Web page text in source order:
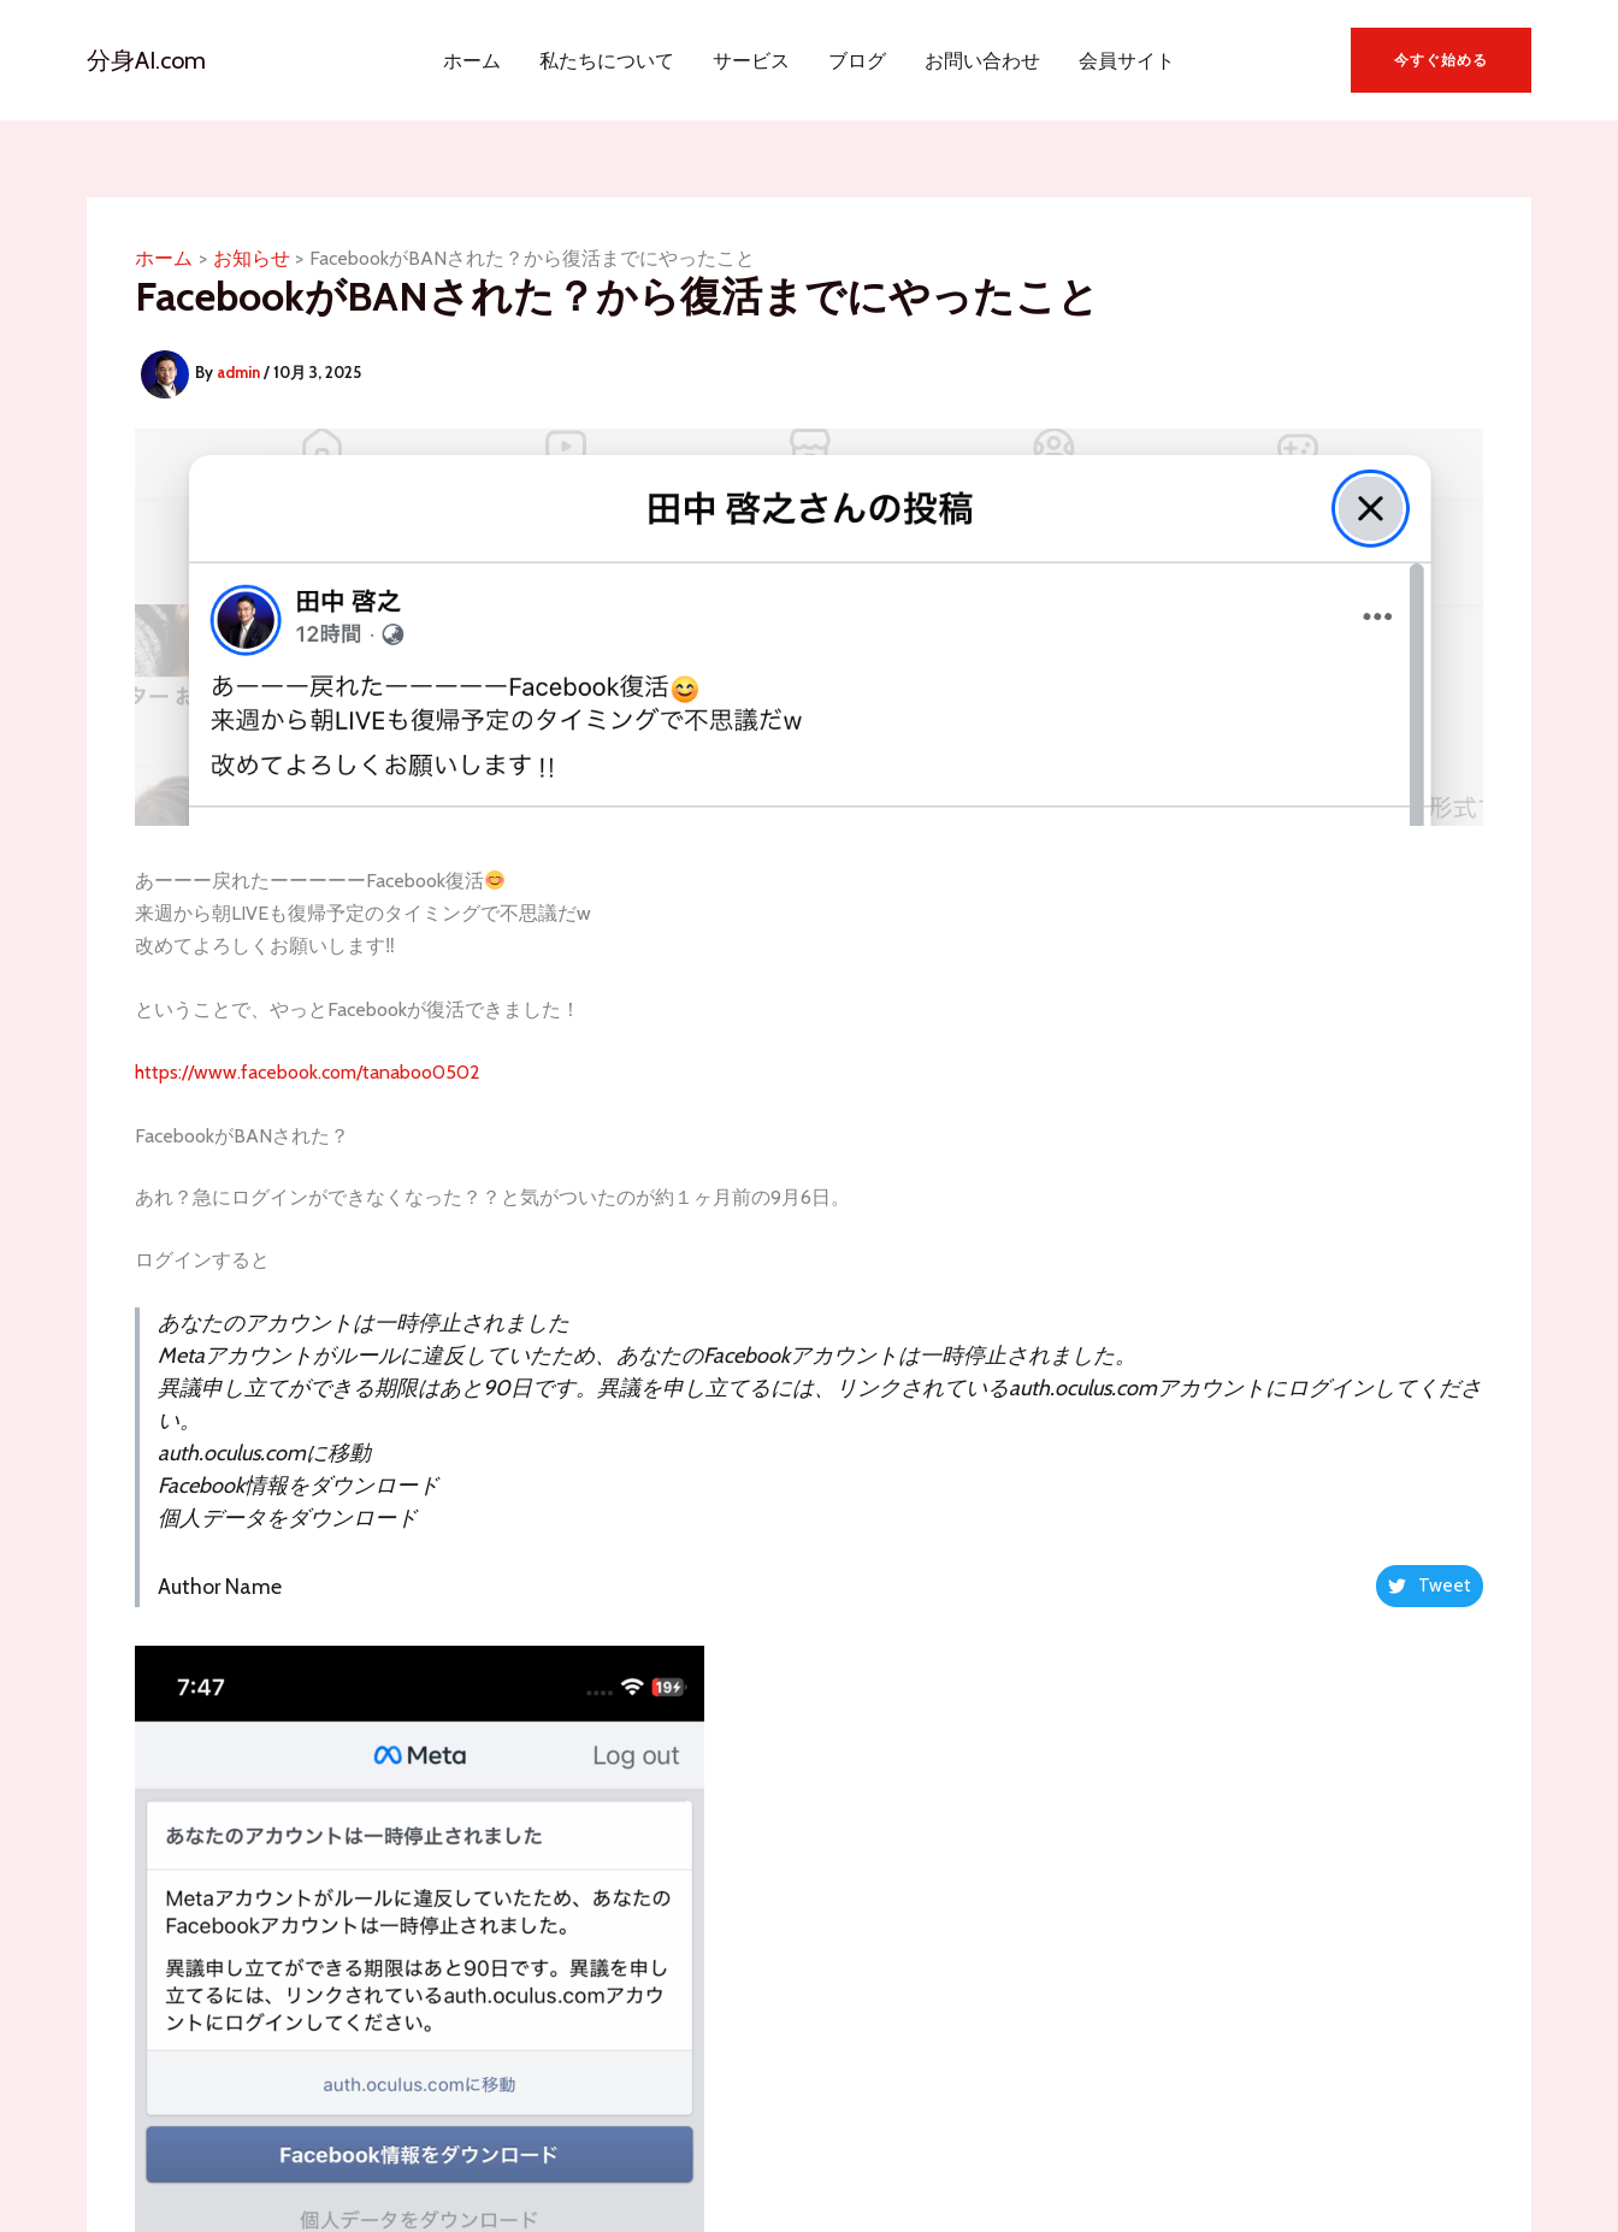
分身AI.com ホーム 私たちについて サービス ブログ お問い合わせ 会員サイト 今すぐ始める
ホーム お知らせ FacebookがBANされた？から復活までにやったこと
FacebookがBANされた？から復活までにやったこと
By admin/10月 3, 2025
あーーー戻れたーーーーーFacebook復活
来週から朝LIVEも復帰予定のタイミングで不思議だw
改めてよろしくお願いします‼︎
ということで、やっとFacebookが復活できました！
https://www.facebook.com/tanaboo0502
FacebookがBANされた？
あれ？急にログインができなくなった？？と気がついたのが約１ヶ月前の9月6日。
ログインすると
あなたのアカウントは一時停止されました
Metaアカウントがルールに違反していたため、あなたのFacebookアカウントは一時停止されました。
異議申し立てができる期限はあと90日です。異議を申し立てるには、リンクされているauth.oculus.comアカウントにログインしてくださ
い。
auth.oculus.comに移動
Facebook情報をダウンロード
個人データをダウンロード
Author Name Tweet